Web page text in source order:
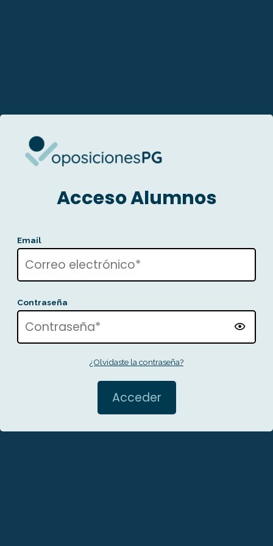
Acceso Alumnos
Email
Contraseña
¿Olvidaste la contraseña?
Acceder